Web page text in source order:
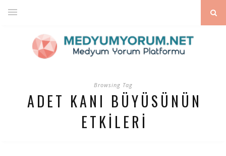
Browsing Tag
ADET KANI BÜYÜSÜNÜN
ETKILERI